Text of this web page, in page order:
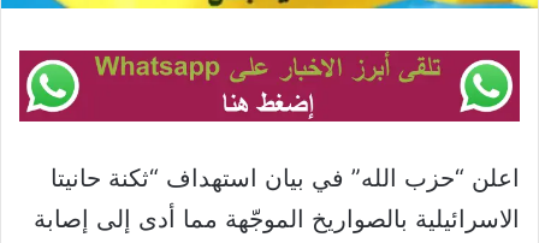
اعلن “حزب الله” في بيان استهداف “ثكنة حانيتا
‏الاسرائيلية بالصواريخ الموجّهة مما أدى إلى إصابة